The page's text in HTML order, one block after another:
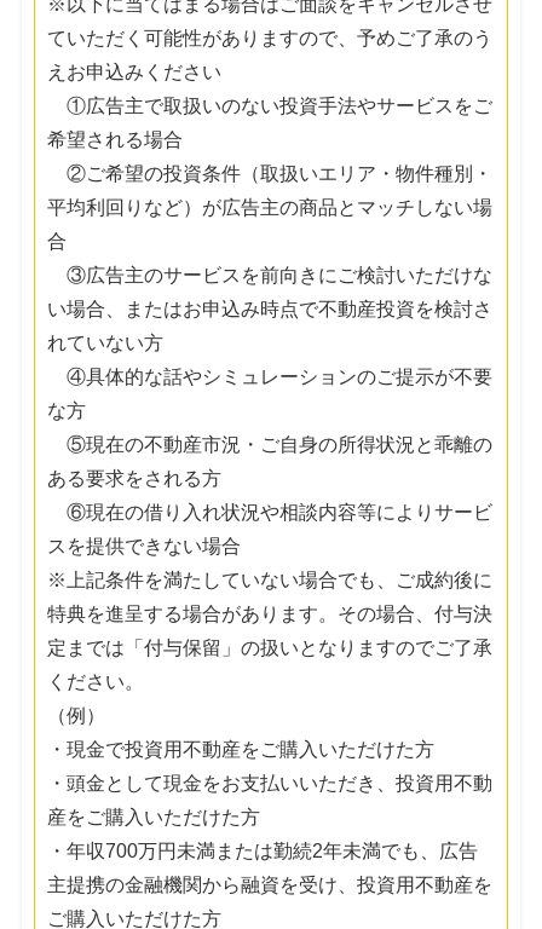
※以下に当てはまる場合はご面談をキャンセルさせ
ていただく可能性がありますので、予めご了承のう
えお申込みください
①広告主で取扱いのない投資手法やサービスをご
希望される場合
②ご希望の投資条件（取扱いエリア・物件種別・
平均利回りなど）が広告主の商品とマッチしない場
合
③広告主のサービスを前向きにご検討いただけな
い場合、またはお申込み時点で不動産投資を検討さ
れていない方
④具体的な話やシミュレーションのご提示が不要
な方
⑤現在の不動産市況・ご自身の所得状況と乖離の
ある要求をされる方
⑥現在の借り入れ状況や相談内容等によりサービ
スを提供できない場合
※上記条件を満たしていない場合でも、ご成約後に
特典を進呈する場合があります。その場合、付与決
定までは「付与保留」の扱いとなりますのでご了承
ください。
（例）
・現金で投資用不動産をご購入いただけた方
・頭金として現金をお支払いいただき、投資用不動
産をご購入いただけた方
・年収700万円未満または勤続2年未満でも、広告
主提携の金融機関から融資を受け、投資用不動産を
ご購入いただけた方